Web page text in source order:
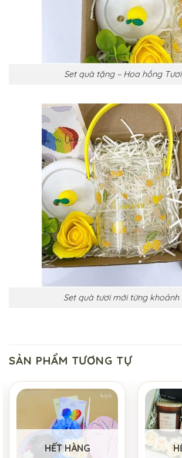
Set quà tặng – Hoa hồng
Set quà tươi mới từng khoảnh
SẢN PHẨM TƯƠNG TỰ
HẾT HÀNG